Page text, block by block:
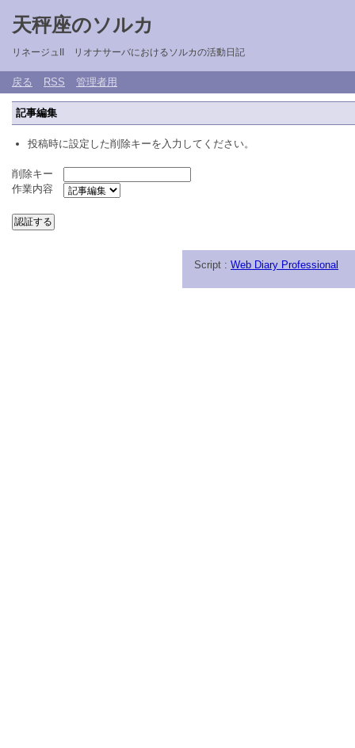
天秤座のソルカ
リネージュII リオナサーバにおけるソルカの活動日記
戻る RSS 管理者用
記事編集
投稿時に設定した削除キーを入力してください。
削除キー
作業内容
Script : Web Diary Professional